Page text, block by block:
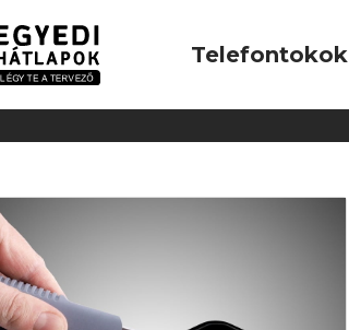
Telefontokok